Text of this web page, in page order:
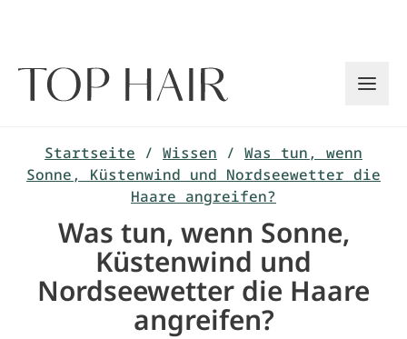
Startseite / Wissen / Was tun, wenn
Sonne, Küstenwind und Nordseewetter die
Haare angreifen?
Was tun, wenn Sonne,
Küstenwind und
Nordseewetter die Haare
angreifen?